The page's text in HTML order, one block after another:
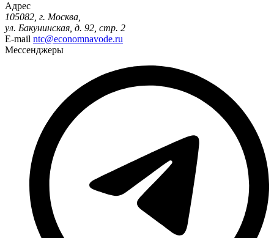
Адрес
105082, г. Москва,
ул. Бакунинская, д. 92, стр. 2
E-mail ntc@economnavode.ru
Мессенджеры